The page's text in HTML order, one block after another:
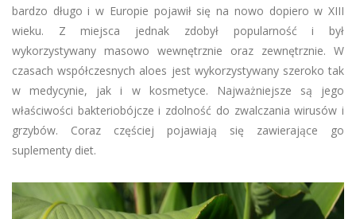
bardzo długo i w Europie pojawił się na nowo dopiero w XIII
wieku. Z miejsca jednak zdobył popularność i był
wykorzystywany masowo wewnętrznie oraz zewnętrznie. W
czasach współczesnych aloes jest wykorzystywany szeroko tak
w medycynie, jak i w kosmetyce. Najważniejsze są jego
właściwości bakteriobójcze i zdolność do zwalczania wirusów i
grzybów. Coraz częściej pojawiają się zawierające go
suplementy diet.